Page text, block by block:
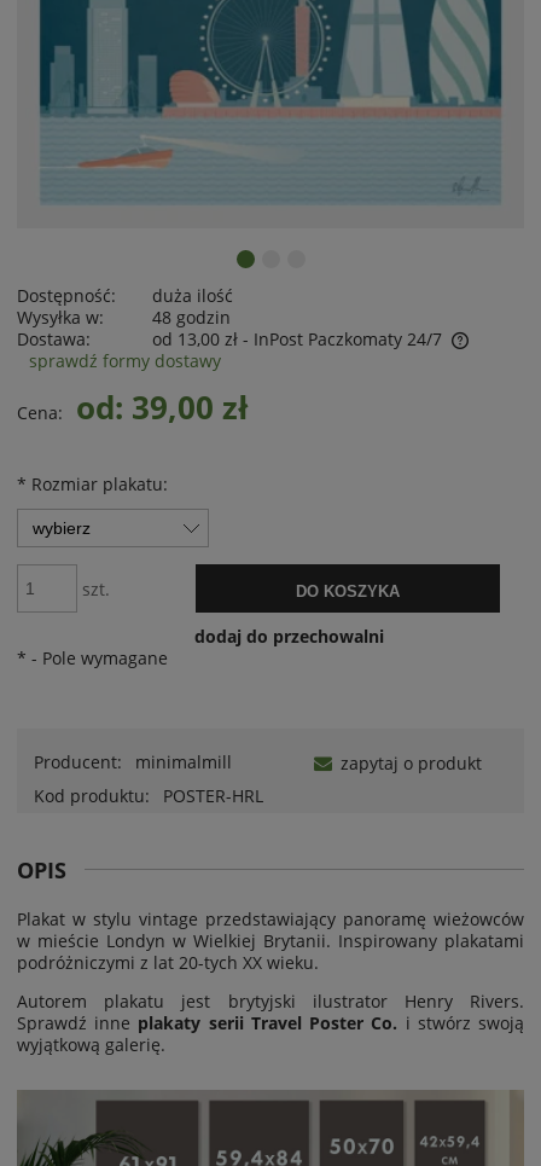
Dostępność:
duża ilość
Wysyłka w:
48 godzin
Dostawa:
od 13,00 zł - InPost Paczkomaty 24/7
sprawdź formy dostawy
Cena: od: 39,00 zł
* Rozmiar plakatu:
szt. DO KOSZYKA
dodaj do przechowalni
* - Pole wymagane
Producent:
minimalmill
Kod produktu:
POSTER-HRL
zapytaj o produkt
OPIS
Plakat w stylu vintage przedstawiający panoramę wieżowców
w mieście Londyn w Wielkiej Brytanii. Inspirowany plakatami
podróżniczymi z lat 20-tych XX wieku.
Autorem plakatu jest brytyjski ilustrator Henry Rivers.
Sprawdź inne plakaty serii Travel Poster Co. i stwórz swoją
wyjątkową galerię.